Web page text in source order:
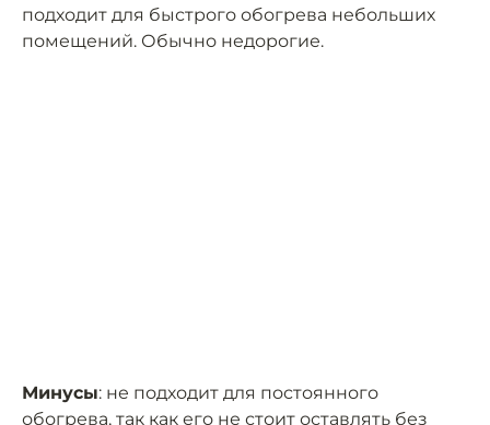
подходит для быстрого обогрева небольших
помещений. Обычно недорогие.
Минусы: не подходит для постоянного
обогрева, так как его не стоит оставлять без